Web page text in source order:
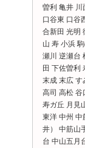
曽利 亀井 川
口谷東 口谷
合新田 光明
山 寿 小浜
瀬川 逆瀬台
田 下佐曽利
末成 末広 す
高司 高松 谷
寿ガ丘 月見
東洋 中州 中
井） 中筋山
台 中山五月
花屋敷つつ
ガ丘 花屋敷
雲雀丘 雲雀
井山荘 福井
苑 宝梅 星の
三笠 美座 南
丘 宮の 美幸
売布 売布
自由ガ丘 売
手 売布ガ丘
手台東 山手
本野里 山本